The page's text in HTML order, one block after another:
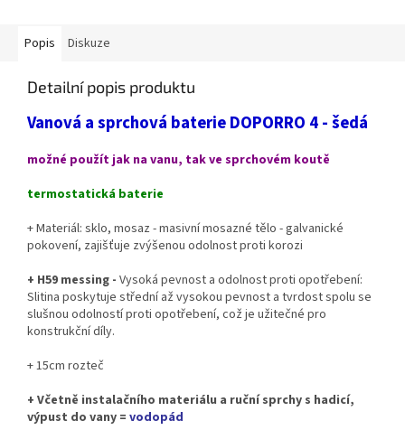
Popis Diskuze
Detailní popis produktu
Vanová a sprchová baterie DOPORRO 4 - šedá
možné použít jak na vanu, tak ve sprchovém koutě
termostatická baterie
+ Materiál: sklo, mosaz - masivní mosazné tělo - galvanické
pokovení, zajišťuje zvýšenou odolnost proti korozi
+ H59 messing - Vysoká pevnost a odolnost proti opotřebení:
Slitina poskytuje střední až vysokou pevnost a tvrdost spolu se
slušnou odolností proti opotřebení, což je užitečné pro
konstrukční díly.
+ 15cm rozteč
+ Včetně instalačního materiálu a ruční sprchy s hadicí,
výpust do vany = vodopád